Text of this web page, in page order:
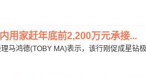
用家赶年底前2,200万元承接...
马鸿德(TOBY MA)表示，该行刚促成星钻